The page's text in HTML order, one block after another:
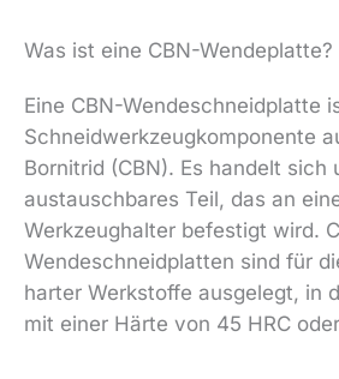
Was ist eine CBN-Wendeplatte?
Eine CBN-Wendeschneidplatte
Schneidwerkzeugkomponente
Bornitrid (CBN). Es handelt sich
austauschbares Teil, das an
Werkzeughalter befestigt wird.
Wendeschneidplatten sind für
harter Werkstoffe ausgelegt, in
mit einer Härte von 45 HRC